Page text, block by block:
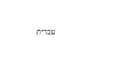
עברית